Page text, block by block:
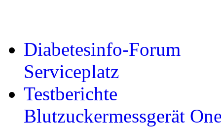
Diabetesinfo-Forum
Serviceplatz
Testberichte
Blutzuckermessgerät